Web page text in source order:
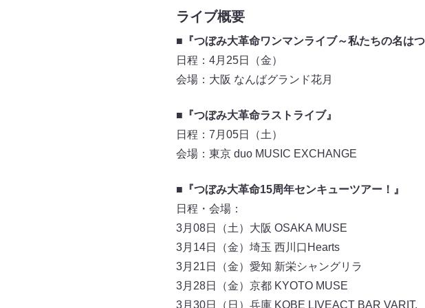
ライブ概要
■『つぼみ大革命ワンマンライブ～私たちの名はつ
日程：4月25日（金）
会場：大阪 なんばグランド花月
■『つぼみ大革命ラストライブ』
日程：7月05日（土）
会場：東京 duo MUSIC EXCHANGE
■『つぼみ大革命15周年センキューツアー！』
日程・会場：
3月08日（土）大阪 OSAKA MUSE
3月14日（金）埼玉 西川口Hearts
3月21日（金）愛知 新栄シャングリラ
3月28日（金）京都 KYOTO MUSE
3月30日（日）兵庫 KOBE LIVEACT BAR VARIT.